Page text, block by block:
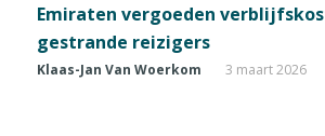
Emiraten vergoeden
gestrande reizigers
Klaas-Jan Van Woerkom 3 maart 2026